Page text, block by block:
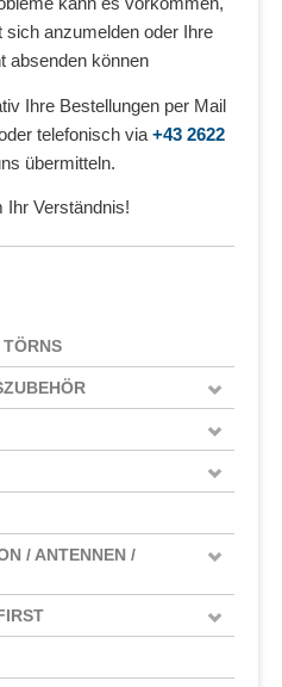
anzumelden oder Ihre
absenden können
Ihre Bestellungen per Mail
telefonisch via +43 2622
übermitteln.
Ihr Verständnis!
/ ANTENNEN /